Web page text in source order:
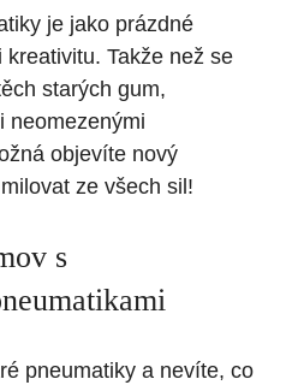
je jako prázdné
Takže než se
starých gum,
neomezenými
objevíte nový
ze všech sil!
s
pneumatiky a nevíte, co